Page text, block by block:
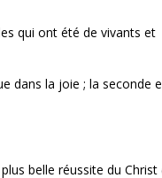
qui ont été de vivants et
dans la joie ; la seconde
belle réussite du Christ